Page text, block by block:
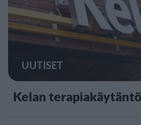
UUTISET
Kelan